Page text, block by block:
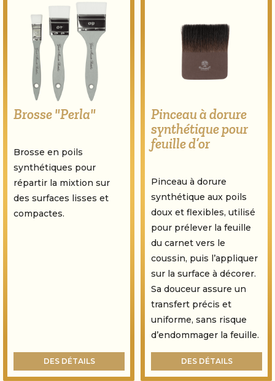
Brosse "Perla"
Brosse en poils
synthétiques pour
répartir la mixtion sur
des surfaces lisses et
compactes.
DES DÉTAILS
Pinceau à dorure
synthétique pour
feuille d’or
Pinceau à dorure
synthétique aux poils
doux et flexibles, utilisé
pour prélever la feuille
du carnet vers le
coussin, puis l’appliquer
sur la surface à décorer.
Sa douceur assure un
transfert précis et
uniforme, sans risque
d’endommager la feuille.
DES DÉTAILS